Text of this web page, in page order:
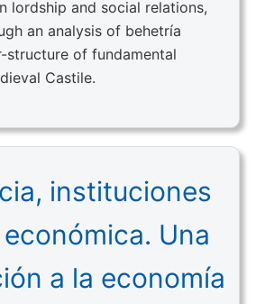
lordship and social relations,
an analysis of behetría
structure of fundamental
Castile.
instituciones
Una
a la economía